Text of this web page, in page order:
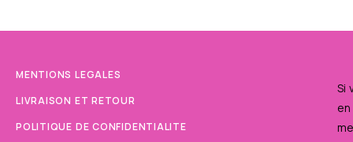
MENTIONS LEGALES
LIVRAISON ET RETOUR
POLITIQUE DE CONFIDENTIALITE
Si